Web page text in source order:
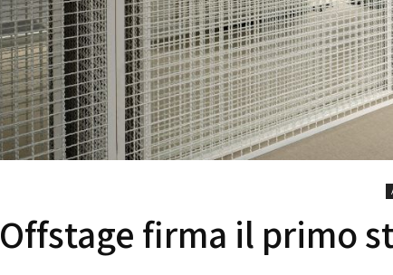
Offstage firma il primo